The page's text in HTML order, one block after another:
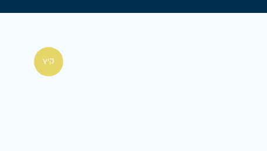
קיץ